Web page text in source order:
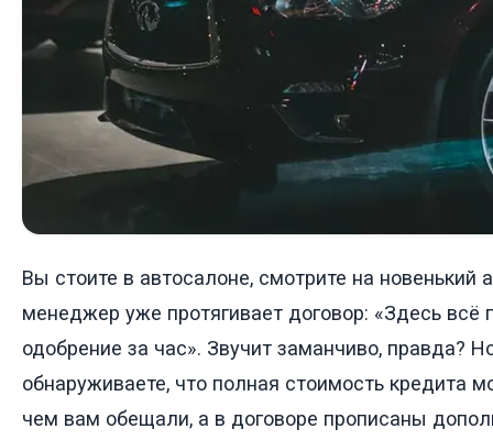
Вы стоите в автосалоне, смотрите на новенький
менеджер уже протягивает договор: «Здесь всё
одобрение за час». Звучит заманчиво, правда?
обнаруживаете, что полная стоимость кредита
чем вам обещали, а в договоре прописаны